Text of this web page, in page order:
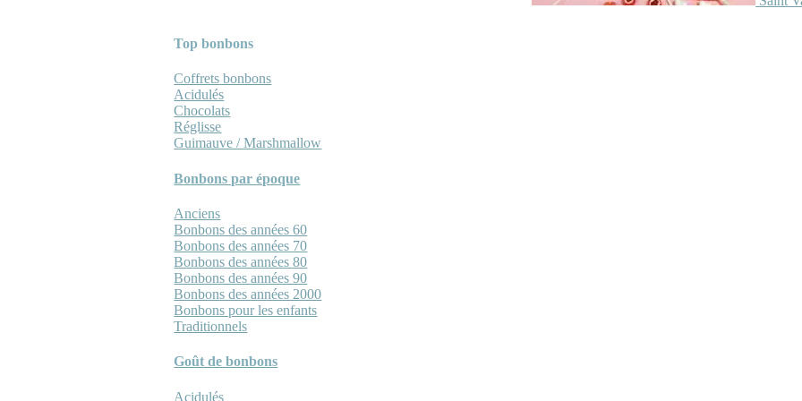
Top bonbons
Coffrets bonbons
Acidulés
Chocolats
Réglisse
Guimauve / Marshmallow
Bonbons par époque
Anciens
Bonbons des années 60
Bonbons des années 70
Bonbons des années 80
Bonbons des années 90
Bonbons des années 2000
Bonbons pour les enfants
Traditionnels
Goût de bonbons
Acidulés